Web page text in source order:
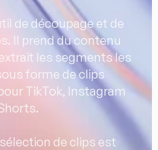
de découpage et de
Il prend du contenu
les segments les
forme de clips
TikTok, Instagram
de clips est